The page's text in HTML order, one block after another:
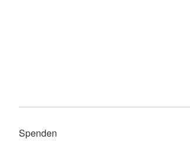
Spenden